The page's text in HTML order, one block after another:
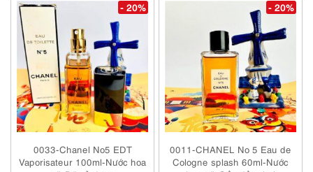
- 20%
0033-Chanel No5 EDT
Vaporisateur 100ml-Nước hoa
- 20%
0011-CHANEL No 5 Eau de
Cologne splash 60ml-Nước